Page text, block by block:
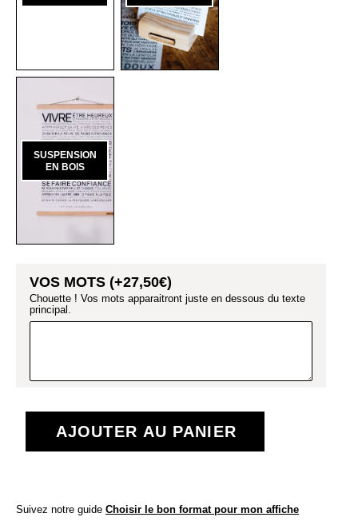
SUSPENSION
EN BOIS
VOS MOTS (+27,50€)
Chouette ! Vos mots apparaitront juste en dessous du texte
principal.
AJOUTER AU PANIER
Suivez notre guide Choisir le bon format pour mon affiche